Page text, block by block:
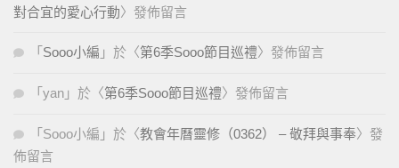
對合宜的愛心行動〉發佈留言
「 Sooo小編 」於〈第6季Sooo節目巡禮〉發佈留言
「 yan 」於〈第6季Sooo節目巡禮〉發佈留言
「 Sooo小編 」於〈教會年曆靈修（0362） – 敬拜與事奉〉發
佈留言